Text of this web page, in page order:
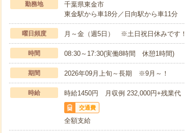
勤務地
千葉県東金市
東金駅から車18分／日向駅から車11分
曜日頻度 月～金（週5日） ※土日祝日休みです！
時間 08:30～17:30(実働8時間 休憩1時間)
期間 2026年09月上旬～長期 ※9月～！
時給 時給1450円 月収例 232,000円+残業代
交通費
全額支給